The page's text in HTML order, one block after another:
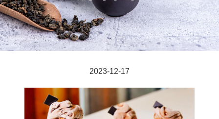
2023-12-17